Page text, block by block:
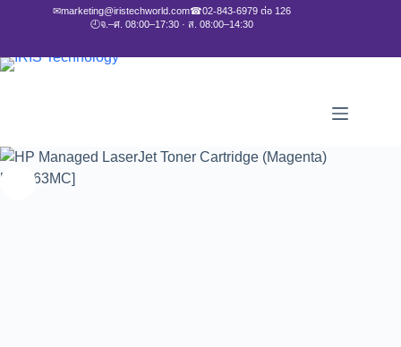
✉marketing@iristechworld.com☎02-843-6979 ต่อ 126
🕘จ.–ศ. 08:00–17:30 · ส. 08:00–14:30